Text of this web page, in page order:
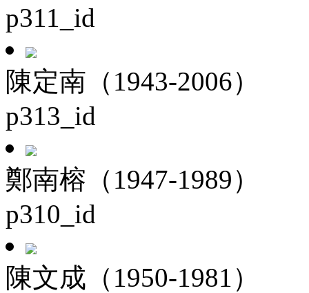
p311_id
陳定南（1943-2006）
p313_id
鄭南榕（1947-1989）
p310_id
陳文成（1950-1981）